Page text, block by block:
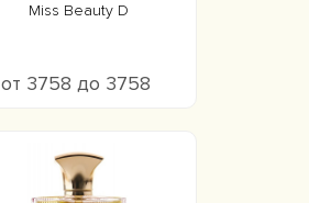
Miss Beauty D
от 3758 до 3758